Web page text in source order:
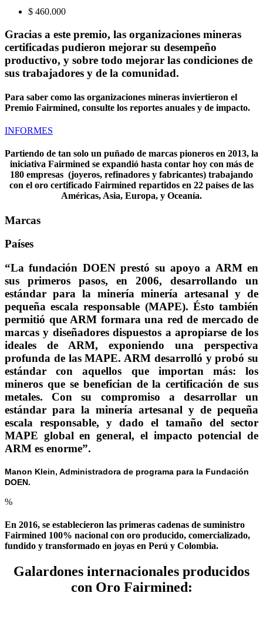
$ 460.000
Gracias a este premio, las organizaciones mineras
certificadas pudieron mejorar su desempeño
productivo, y sobre todo mejorar las condiciones de
sus trabajadores y de la comunidad.
Para saber como las organizaciones mineras inviertieron el
Premio Fairmined, consulte los reportes anuales y de impacto.
INFORMES
Partiendo de tan solo un puñado de marcas pioneros en 2013, la
iniciativa Fairmined se expandió hasta contar hoy con más de
180 empresas (joyeros, refinadores y fabricantes) trabajando
con el oro certificado Fairmined repartidos en 22 países de las
Américas, Asia, Europa, y Oceanía.
Marcas
Países
“La fundación DOEN prestó su apoyo a ARM en
sus primeros pasos, en 2006, desarrollando un
estándar para la minería minería artesanal y de
pequeña escala responsable (MAPE). Ésto también
permitió que ARM formara una red de mercado de
marcas y diseñadores dispuestos a apropiarse de los
ideales de ARM, exponiendo una perspectiva
profunda de las MAPE. ARM desarrolló y probó su
estándar con aquellos que importan más: los
mineros que se benefician de la certificación de sus
metales. Con su compromiso a desarrollar un
estándar para la minería artesanal y de pequeña
escala responsable, y dado el tamaño del sector
MAPE global en general, el impacto potencial de
ARM es enorme”.
Manon Klein, Administradora de programa para la Fundación
DOEN.
%
En 2016, se establecieron las primeras cadenas de suministro
Fairmined 100% nacional con oro producido, comercializado,
fundido y transformado en joyas en Perú y Colombia.
Galardones internacionales producidos
con Oro Fairmined: